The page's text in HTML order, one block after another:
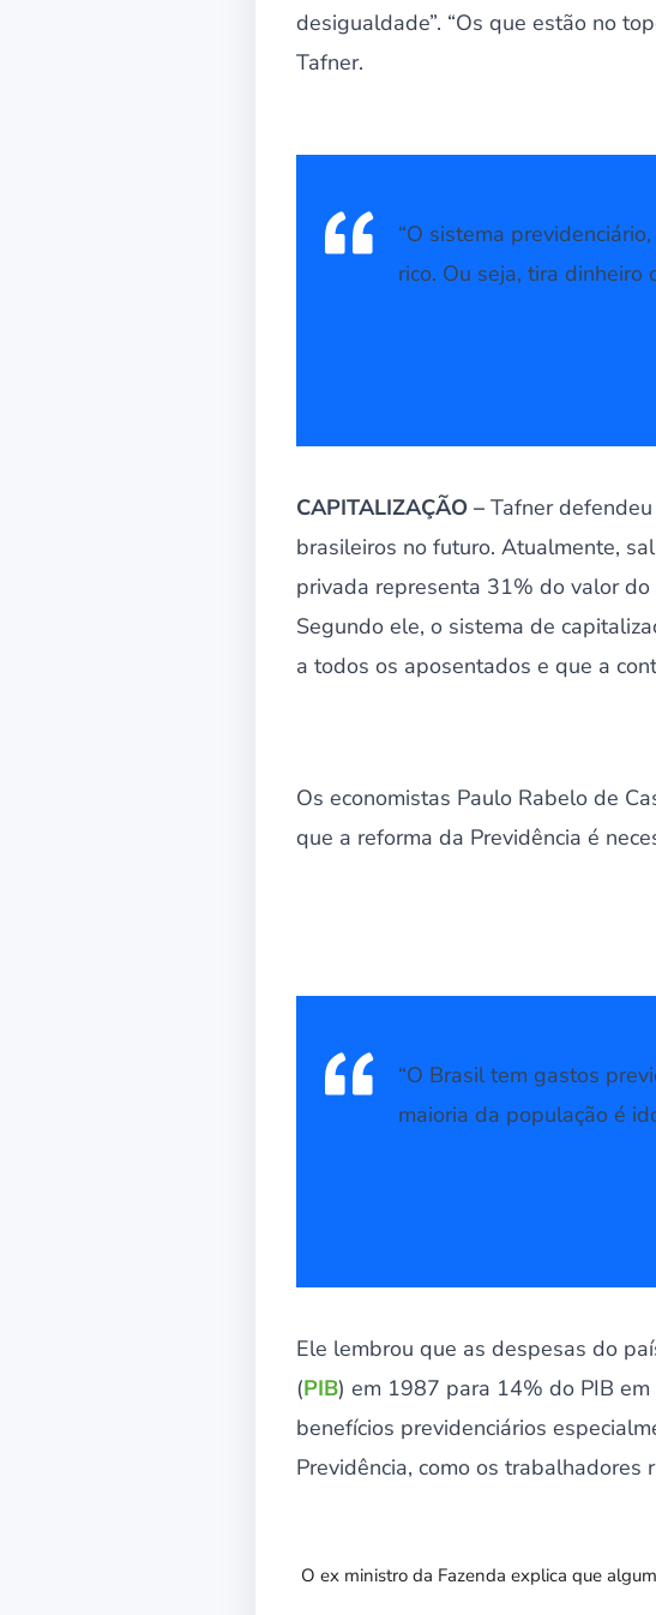
desigualdade”. “Os que estão no
Tafner.
“O sistema
rico. Ou seja, tira dinheiro
CAPITALIZAÇÃO – Tafner
brasileiros no futuro. Atualmente,
privada representa 31% do valor
Segundo ele, o sistema de
a todos os aposentados e que a
Os economistas Paulo Rabelo de
que a reforma da Previdência é
“O Brasil tem gastos
maioria da população é
Ele lembrou que as despesas do
(PIB) em 1987 para 14% do PIB
benefícios previdenciários
Previdência, como os trabalhadores
O ex ministro da Fazenda explica que